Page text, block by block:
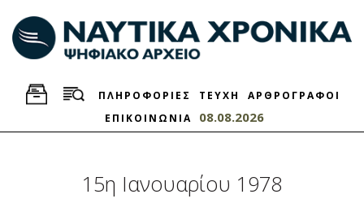
ΠΛΗΡΟΦΟΡΙΕΣ ΤΕΥΧΗ
ΑΡΘΡΟΓΡΑΦΟΙ
ΕΠΙΚΟΙΝΩΝΙΑ
08.08.2026
15η Ιανουαρίου 1978